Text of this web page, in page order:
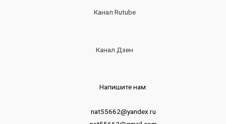
Канал Rutube
Канал Дзен
Напишите нам:
nat55662@yandex.ru